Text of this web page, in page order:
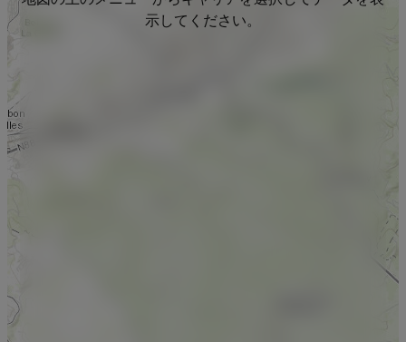
示してください。